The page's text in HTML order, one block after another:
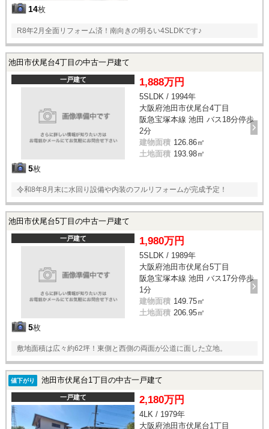
14枚
R8年2月全面リフォーム済！南向きの明るい4SLDKです♪
池田市伏尾台4丁目の中古一戸建て
一戸建て
5枚
1,888万円
5SLDK / 1994年
大阪府池田市伏尾台4丁目
阪急宝塚本線 池田 バス18分停歩
2分
建物面積 126.86㎡
土地面積 193.98㎡
令和8年8月末に水回り設備や内装のフルリフォームが完成予定！
池田市伏尾台5丁目の中古一戸建て
一戸建て
5枚
1,980万円
5SLDK / 1989年
大阪府池田市伏尾台5丁目
阪急宝塚本線 池田 バス17分停歩
1分
建物面積 149.75㎡
土地面積 206.95㎡
敷地面積は広々約62坪！東側と西側の両面が公道に面した立地。
値下がり 池田市伏尾台1丁目の中古一戸建て
一戸建て 2,180万円
4LK / 1979年
大阪府池田市伏尾台1丁目